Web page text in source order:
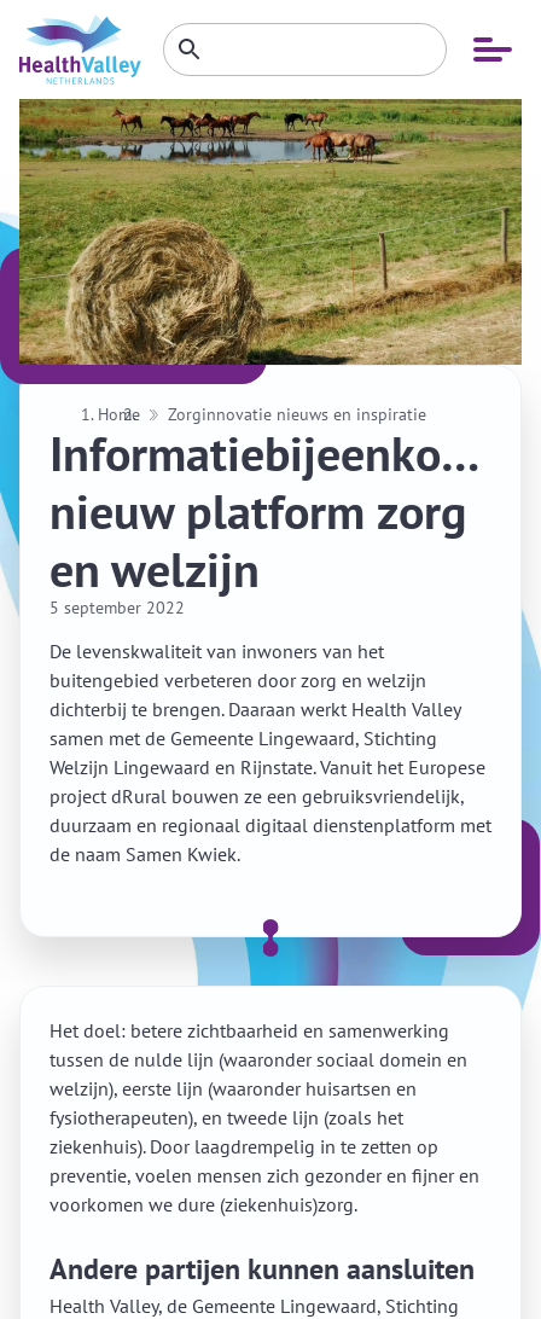
Open
menu
Zoeken
binnen
website
Zoeken
Home Zorginnovatie nieuws en inspiratie
Informatiebijeenkomst
nieuw platform zorg
en welzijn
5 september 2022
De levenskwaliteit van inwoners van het
buitengebied verbeteren door zorg en welzijn
dichterbij te brengen. Daaraan werkt Health Valley
samen met de Gemeente Lingewaard, Stichting
Welzijn Lingewaard en Rijnstate. Vanuit het Europese
project dRural bouwen ze een gebruiksvriendelijk,
duurzaam en regionaal digitaal dienstenplatform met
de naam Samen Kwiek.
Het doel: betere zichtbaarheid en samenwerking
tussen de nulde lijn (waaronder sociaal domein en
welzijn), eerste lijn (waaronder huisartsen en
fysiotherapeuten), en tweede lijn (zoals het
ziekenhuis). Door laagdrempelig in te zetten op
preventie, voelen mensen zich gezonder en fijner en
voorkomen we dure (ziekenhuis)zorg.
Andere partijen kunnen aansluiten
Health Valley, de Gemeente Lingewaard, Stichting